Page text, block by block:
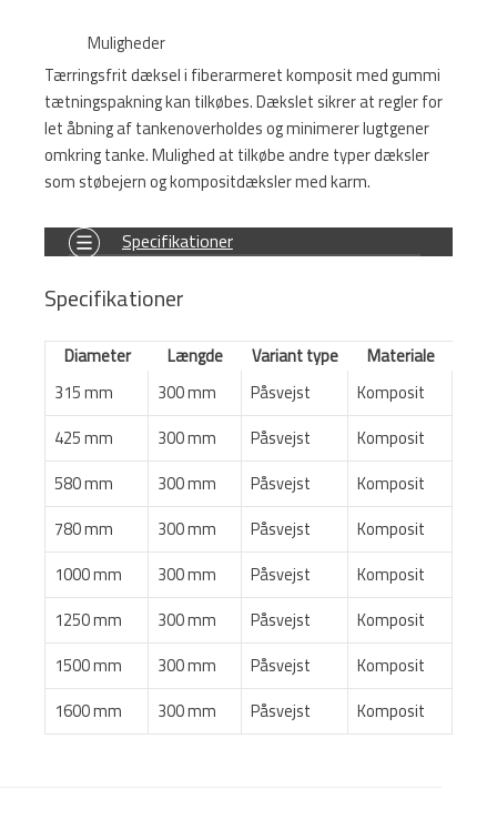
Muligheder
Tærringsfrit dæksel i fiberarmeret komposit med gummi
tætningspakning kan tilkøbes. Dækslet sikrer at regler for
let åbning af tankenoverholdes og minimerer lugtgener
omkring tanke. Mulighed at tilkøbe andre typer dæksler
som støbejern og kompositdæksler med karm.
Specifikationer
Specifikationer
Diameter Længde Variant type
Materiale
315 mm
300 mm Påsvejst
Komposit
425 mm
300 mm Påsvejst
Komposit
580 mm
300 mm Påsvejst
Komposit
780 mm
300 mm Påsvejst
Komposit
1000 mm
300 mm Påsvejst
Komposit
1250 mm
300 mm Påsvejst
Komposit
1500 mm
300 mm Påsvejst
Komposit
1600 mm
300 mm Påsvejst Komposit